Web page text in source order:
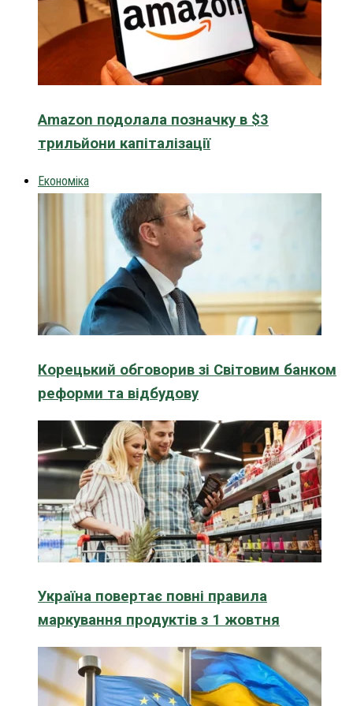
Amazon подолала позначку в $3
трильйони капіталізації
Економіка
Корецький обговорив зі Світовим банком
реформи та відбудову
Україна повертає повні правила
маркування продуктів з 1 жовтня